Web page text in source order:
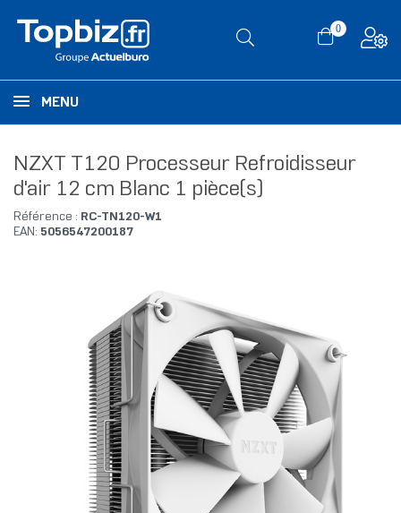
0
MENU
NZXT T120 Processeur Refroidisseur
d'air 12 cm Blanc 1 pièce(s)
Référence : RC-TN120-W1
EAN: 5056547200187